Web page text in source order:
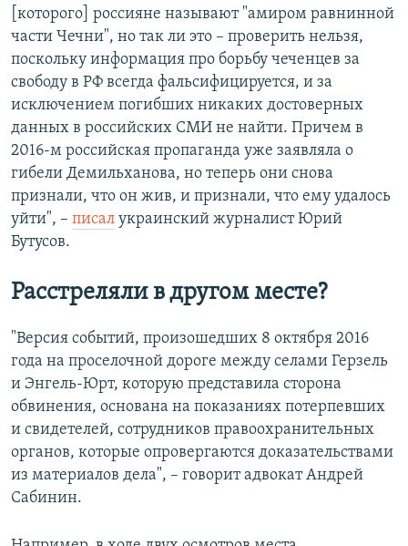
[которого] россияне называют "амиром равнинной
части Чечни", но так ли это – проверить нельзя,
поскольку информация про борьбу чеченцев за
свободу в РФ всегда фальсифицируется, и за
исключением погибших никаких достоверных
данных в российских СМИ не найти. Причем в
2016-м российская пропаганда уже заявляла о
гибели Демильханова, но теперь они снова
признали, что он жив, и признали, что ему удалось
уйти", – писал украинский журналист Юрий
Бутусов.
Расстреляли в другом месте?
"Версия событий, произошедших 8 октября 2016
года на проселочной дороге между селами Герзель
и Энгель-Юрт, которую представила сторона
обвинения, основана на показаниях потерпевших
и свидетелей, сотрудников правоохранительных
органов, которые опровергаются доказательствами
из материалов дела", – говорит адвокат Андрей
Сабинин.